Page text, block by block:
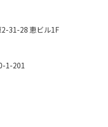
31-28 恵ビル1F
1-201